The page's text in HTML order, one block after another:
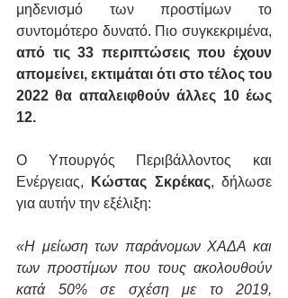
μηδενισμό των προστίμων το
από τις 33 περιπτώσεις που έχουν
απομείνει, εκτιμάται ότι στο τέλος του
2022 θα απαλειφθούν άλλες 10 έως
12.
Ο Υπουργός Περιβάλλοντος και
Ενέργειας,
Κώστας Σκρέκας, δήλωσε
για αυτήν την εξέλιξη:
«Η μείωση των παράνομων ΧΑΔΑ και
των προστίμων που τους ακολουθούν
κατά 50% σε σχέση με το 2019,